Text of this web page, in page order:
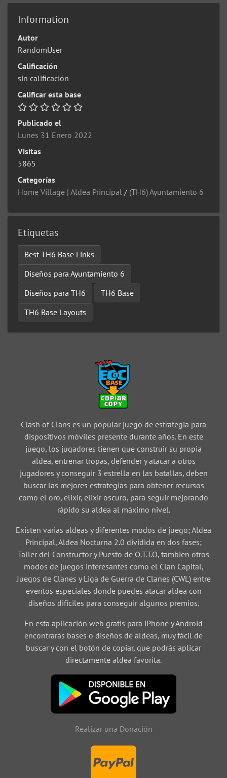
Information
Autor
RandomUser
Calificación
sin calificación
Calificar esta base
Publicado el
Lunes 31 Enero 2022
Visitas
5865
Categorías
Home Village | Aldea Principal / (TH6) Ayuntamiento 6
Etiquetas
Best TH6 Base Links
Diseños para Ayuntamiento 6
Diseños para TH6
TH6 Base
TH6 Base Layouts
Clash of Clans es un popular juego de estrategia para
dispositivos móviles presente durante años. En este
juego, los jugadores tienen que construir su propia
aldea, entrenar tropas, defender y atacar a otros
jugadores y conseguir 3 estrella en las batallas, deben
buscar las mejores estrategias para obtener recursos
como el oro, elixir, elixir oscuro, para seguir mejorando
rápido su aldea al máximo nivel.
Existen varias aldeas y diferentes modos de juego; Aldea
Principal, Aldea Nocturna 2.0 dividida en dos fases;
Taller del Constructor y Puesto de O.T.T.O, tambien otros
modos de juegos interesantes como el Clan Capital,
Juegos de Clanes y Liga de Guerra de Clanes (CWL) entre
eventos especiales donde puedes atacar aldea con
diseños difíciles para conseguir algunos premios.
En esta aplicación web gratis para iPhone y Android
encontrarás bases o diseños de aldeas, muy fácil de
buscar y con el botón de copiar, que podrás aplicar
directamente aldea favorita.
Realizar una Donación